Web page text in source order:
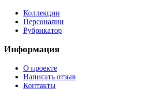
Коллекции
Персоналии
Рубрикатор
Информация
О проекте
Написать отзыв
Контакты